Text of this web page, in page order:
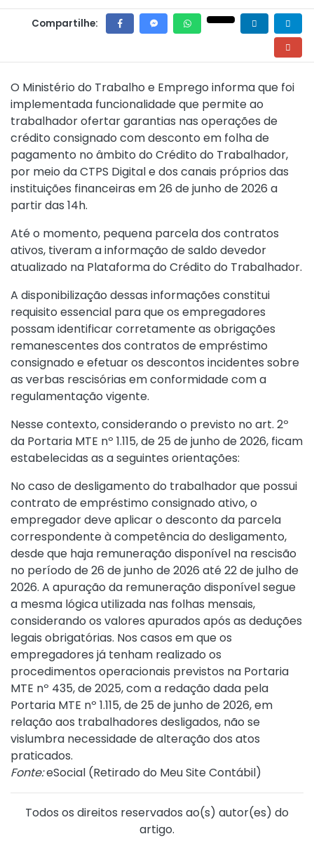
Compartilhe:
O Ministério do Trabalho e Emprego informa que foi
implementada funcionalidade que permite ao
trabalhador ofertar garantias nas operações de
crédito consignado com desconto em folha de
pagamento no âmbito do Crédito do Trabalhador,
por meio da CTPS Digital e dos canais próprios das
instituições financeiras em 26 de junho de 2026 a
partir das 14h.
Até o momento, pequena parcela dos contratos
ativos, tiveram a informação de saldo devedor
atualizado na Plataforma do Crédito do Trabalhador.
A disponibilização dessas informações constitui
requisito essencial para que os empregadores
possam identificar corretamente as obrigações
remanescentes dos contratos de empréstimo
consignado e efetuar os descontos incidentes sobre
as verbas rescisórias em conformidade com a
regulamentação vigente.
Nesse contexto, considerando o previsto no art. 2º
da Portaria MTE nº 1.115, de 25 de junho de 2026, ficam
estabelecidas as a seguintes orientações:
No caso de desligamento do trabalhador que possui
contrato de empréstimo consignado ativo, o
empregador deve aplicar o desconto da parcela
correspondente à competência do desligamento,
desde que haja remuneração disponível na rescisão
no período de 26 de junho de 2026 até 22 de julho de
2026. A apuração da remuneração disponível segue
a mesma lógica utilizada nas folhas mensais,
considerando os valores apurados após as deduções
legais obrigatórias. Nos casos em que os
empregadores já tenham realizado os
procedimentos operacionais previstos na Portaria
MTE nº 435, de 2025, com a redação dada pela
Portaria MTE nº 1.115, de 25 de junho de 2026, em
relação aos trabalhadores desligados, não se
vislumbra necessidade de alteração dos atos
praticados.
Fonte:eSocial (Retirado do Meu Site Contábil)
Todos os direitos reservados ao(s) autor(es) do
artigo.